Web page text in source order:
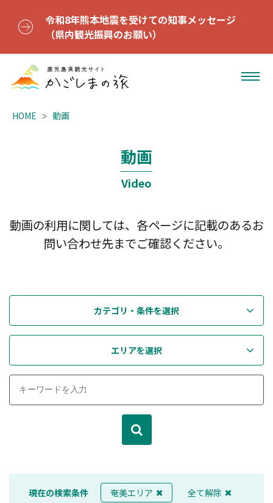
令和8年熊本地震を受けての知事メッセージ
（県内観光振興のお願い）
HOME 動画
動画
Video
動画の利用に関しては、各ページに記載のあるお
問い合わせ先までご確認ください。
カテゴリ・条件を選択
エリアを選択
現在の検索条件 奄美エリア 全て解除